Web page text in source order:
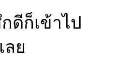
ดีก็เข้าไป
ย